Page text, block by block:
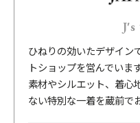
J's
ひねりの効いたデザイン
トショップを営んでいま
素材やシルエット、着心
ない特別な一着を蔵前で